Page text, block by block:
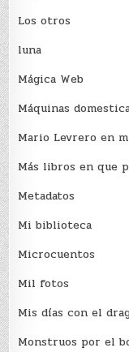
Los otros
luna
Mágica Web
Máquinas
Mario Levrero en
Más libros en que
Metadatos
Mi biblioteca
Microcuentos
Mil fotos
Mis días con el
Monstruos por el